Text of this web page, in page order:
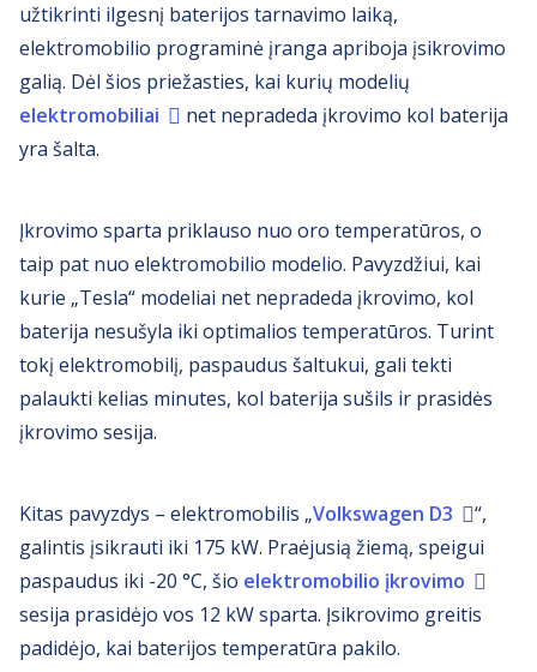
užtikrinti ilgesnį baterijos tarnavimo laiką,
elektromobilio programinė įranga apriboja įsikrovimo
galią. Dėl šios priežasties, kai kurių modelių
elektromobiliai
net nepradeda įkrovimo kol baterija
yra šalta.
Įkrovimo sparta priklauso nuo oro temperatūros, o
taip pat nuo elektromobilio modelio. Pavyzdžiui, kai
kurie „Tesla“ modeliai net nepradeda įkrovimo, kol
baterija nesušyla iki optimalios temperatūros. Turint
tokį elektromobilį, paspaudus šaltukui, gali tekti
palaukti kelias minutes, kol baterija sušils ir prasidės
įkrovimo sesija.
Kitas pavyzdys – elektromobilis „Volkswagen D3
“,
galintis įsikrauti iki 175 kW. Praėjusią žiemą, speigui
paspaudus iki -20 °C, šio elektromobilio įkrovimo
sesija prasidėjo vos 12 kW sparta. Įsikrovimo greitis
padidėjo, kai baterijos temperatūra pakilo.